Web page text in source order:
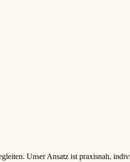
Unser Ansatz ist praxisnah,